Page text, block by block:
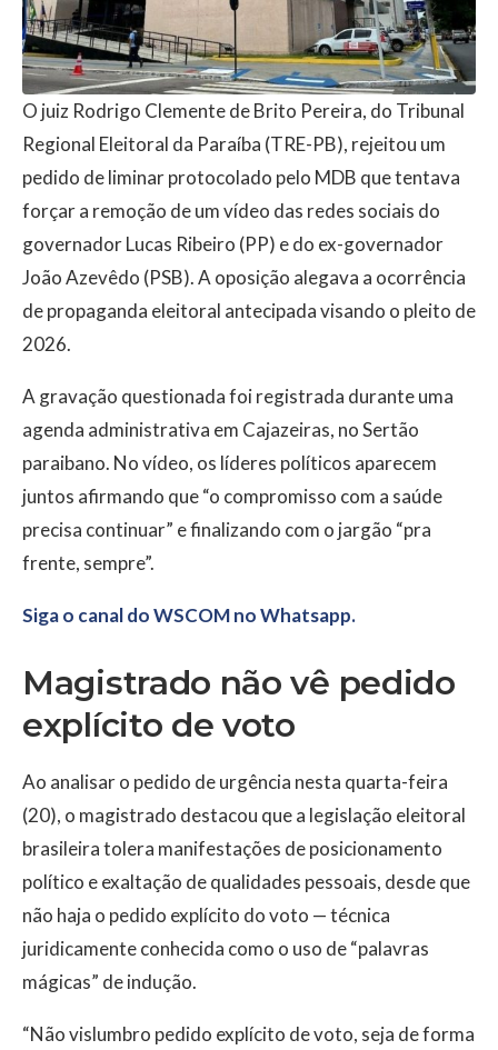
O juiz Rodrigo Clemente de Brito Pereira, do Tribunal
Regional Eleitoral da Paraíba (TRE-PB), rejeitou um
pedido de liminar protocolado pelo MDB que tentava
forçar a remoção de um vídeo das redes sociais do
governador Lucas Ribeiro (PP) e do ex-governador
João Azevêdo (PSB). A oposição alegava a ocorrência
de propaganda eleitoral antecipada visando o pleito de
2026.
A gravação questionada foi registrada durante uma
agenda administrativa em Cajazeiras, no Sertão
paraibano. No vídeo, os líderes políticos aparecem
juntos afirmando que “o compromisso com a saúde
precisa continuar” e finalizando com o jargão “pra
frente, sempre”.
Siga o canal do WSCOM no Whatsapp.
Magistrado não vê pedido
explícito de voto
Ao analisar o pedido de urgência nesta quarta-feira
(20), o magistrado destacou que a legislação eleitoral
brasileira tolera manifestações de posicionamento
político e exaltação de qualidades pessoais, desde que
não haja o pedido explícito do voto — técnica
juridicamente conhecida como o uso de “palavras
mágicas” de indução.
“Não vislumbro pedido explícito de voto, seja de forma